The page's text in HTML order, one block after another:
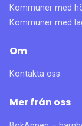
Kommuner med
Kommuner med
Om
Kontakta oss
Mer från oss